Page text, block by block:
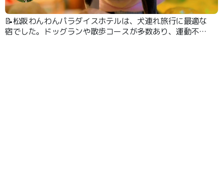
📝松阪わんわんパラダイスホテルは、犬連れ旅行に最適な
宿でした。ドッグランや散歩コースが多数あり、運動不足